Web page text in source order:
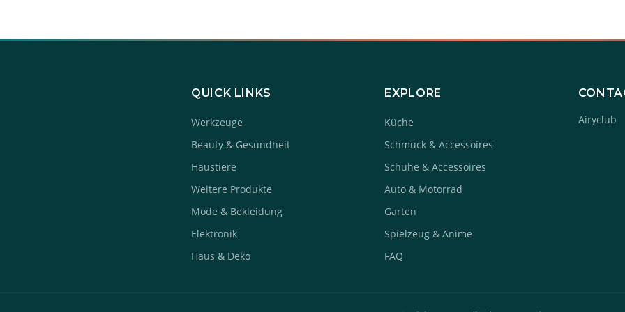
QUICK LINKS
Werkzeuge
Beauty & Gesundheit
Haustiere
Weitere Produkte
Mode & Bekleidung
Elektronik
Haus & Deko
EXPLORE
Küche
Schmuck & Accessoires
Schuhe & Accessoires
Auto & Motorrad
Garten
Spielzeug & Anime
FAQ
Airyclub